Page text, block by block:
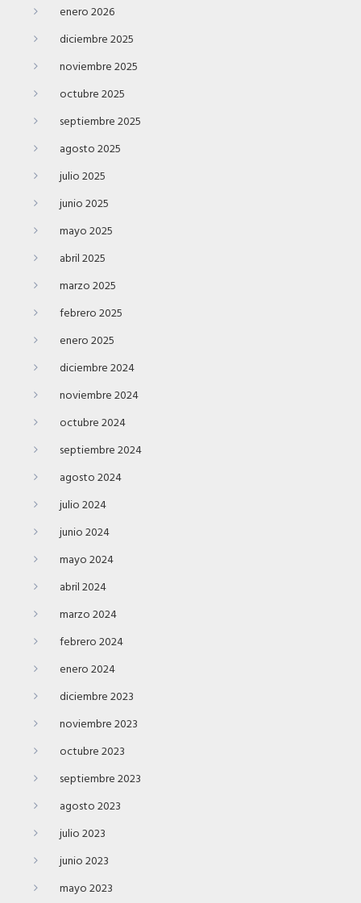
enero 2026
diciembre 2025
noviembre 2025
octubre 2025
septiembre 2025
agosto 2025
julio 2025
junio 2025
mayo 2025
abril 2025
marzo 2025
febrero 2025
enero 2025
diciembre 2024
noviembre 2024
octubre 2024
septiembre 2024
agosto 2024
julio 2024
junio 2024
mayo 2024
abril 2024
marzo 2024
febrero 2024
enero 2024
diciembre 2023
noviembre 2023
octubre 2023
septiembre 2023
agosto 2023
julio 2023
junio 2023
mayo 2023